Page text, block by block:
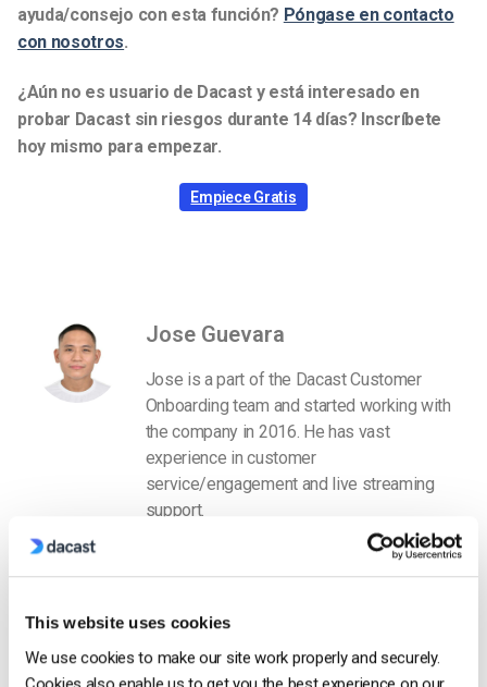
This website uses cookies
We use cookies to make our site work properly and securely.
ayuda/consejo con esta función? Póngase en contacto
con nosotros.
¿Aún no es usuario de Dacast y está interesado en
probar Dacast sin riesgos durante 14 días? Inscríbete
hoy mismo para empezar.
Empiece Gratis
Jose Guevara
Jose is a part of the Dacast Customer
Onboarding team and started working with
the company in 2016. He has vast
experience in customer
service/engagement and live streaming
support.